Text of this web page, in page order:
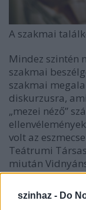
szinhaz - Do
A szakmai
Mindez szintén
szakmai
szakmai
diskurzusra,
„mezei néző”
volt az
Teátrumi
miután
szakmai
következő